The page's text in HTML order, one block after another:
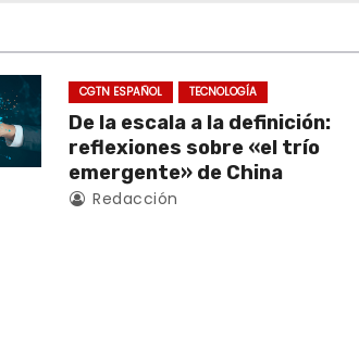
CGTN ESPAÑOL TECNOLOGÍA
De la escala a la definición:
reflexiones sobre «el trío
emergente» de China
Redacción